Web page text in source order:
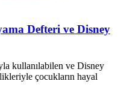
Defteri ve Disney
kullanılabilen ve Disney
çocukların hayal